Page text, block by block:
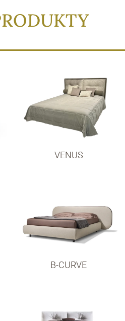
VENUS
B-CURVE